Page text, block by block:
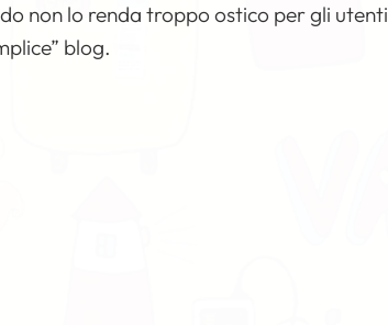
non lo renda troppo ostico per gli utenti
blog.